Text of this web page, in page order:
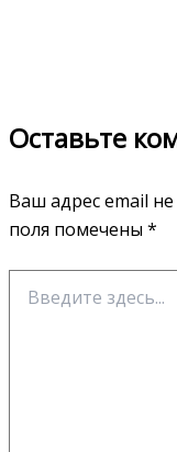
Оставьте
Ваш адрес email
поля помечены *
здесь...